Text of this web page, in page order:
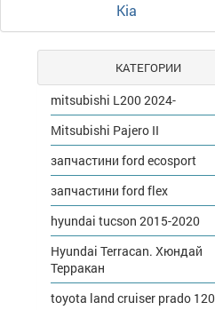
Kia
КАТЕГОРИИ
mitsubishi L200 2024-
Mitsubishi Pajero II
запчастини ford ecosport
запчастини ford flex
hyundai tucson 2015-2020
Hyundai Terracan. Хюндай
Терракан
toyota land cruiser prado 120